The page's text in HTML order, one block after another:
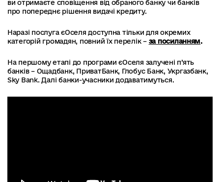
ви отримаєте сповіщення від обраного банку чи банків
про попереднє рішення видачі кредиту.
Наразі послуга єОселя доступна тільки для окремих
категорій громадян, повний їх перелік – за посиланням.
На першому етапі до програми єОселя залучені п’ять
банків – Ощадбанк, ПриватБанк, Глобус Банк, Укргазбанк,
Sky Bank. Далі банки-учасники додаватимуться.